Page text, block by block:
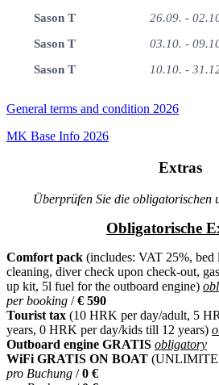
Sason T
Sason T
Sason T
26.09. -
03.10. -
10.10. -
General terms and condition 2026
MK Base Info 2026
Extras
Überprüfen Sie die obligatorischen
Obligatorische
Comfort pack (includes: VAT 25%, bed
cleaning, diver check upon check-out,
up kit, 5l fuel for the outboard engine)
per booking /€ 590
Tourist tax (10 HRK per day/adult, 5
years, 0 HRK per day/kids till 12 years)
Outboard engine GRATIS obligatory
WiFi GRATIS ON BOAT
pro Buchung /0 €